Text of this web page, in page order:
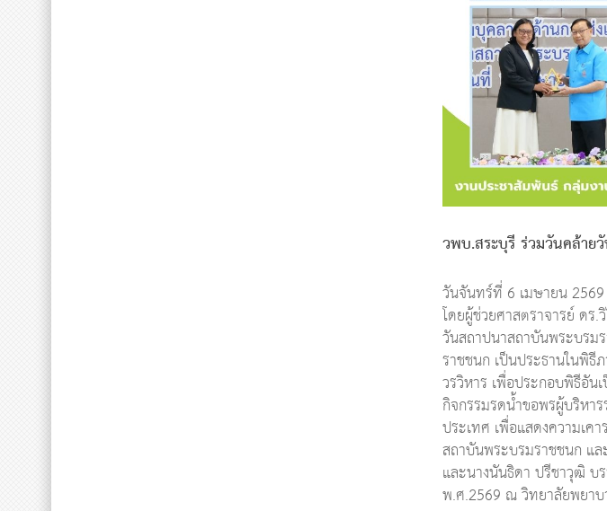
วพบ.สระบุรี ร่วมวันคล้าย
วันจันทร์ที่ 6 เมษายน
โดยผู้ช่วยศาสตราจารย์ ด
วันสถาปนาสถาบันพระบรม
ราชชนก เป็นประธานในพิ
วรวิหาร เพื่อประกอบพิธีอัน
กิจกรรมรดน้ำขอพรผู้บริหา
ประเทศ เพื่อแสดงความเค
สถาบันพระบรมราชชนก แ
และนางนันธิดา ปรีชาวุฒิ
พ.ศ.2569 ณ วิทยาลัยพยา